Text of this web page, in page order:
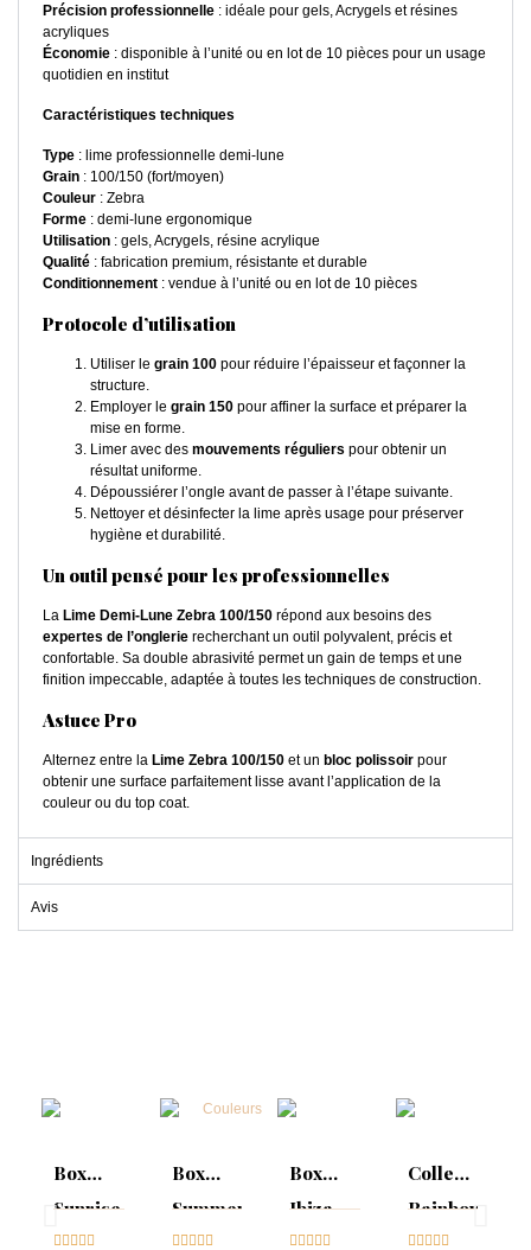
Précision professionnelle : idéale pour gels, Acrygels et résines
acryliques
Économie : disponible à l’unité ou en lot de 10 pièces pour un usage
quotidien en institut
Caractéristiques techniques
Type : lime professionnelle demi-lune
Grain : 100/150 (fort/moyen)
Couleur : Zebra
Forme : demi-lune ergonomique
Utilisation : gels, Acrygels, résine acrylique
Qualité : fabrication premium, résistante et durable
Conditionnement : vendue à l’unité ou en lot de 10 pièces
Protocole d’utilisation
Utiliser le grain 100 pour réduire l’épaisseur et façonner la
structure.
Employer le grain 150 pour affiner la surface et préparer la
mise en forme.
Limer avec des mouvements réguliers pour obtenir un
résultat uniforme.
Dépoussiérer l’ongle avant de passer à l’étape suivante.
Nettoyer et désinfecter la lime après usage pour préserver
hygiène et durabilité.
Un outil pensé pour les professionnelles
La Lime Demi-Lune Zebra 100/150 répond aux besoins des
expertes de l’onglerie recherchant un outil polyvalent, précis et
confortable. Sa double abrasivité permet un gain de temps et une
finition impeccable, adaptée à toutes les techniques de construction.
Astuce Pro
Alternez entre la Lime Zebra 100/150 et un bloc polissoir pour
obtenir une surface parfaitement lisse avant l’application de la
couleur ou du top coat.
Ingrédients
Avis
Box
Sunrise
Collection

Box
Summer
Mood :

Box
Ibiza
Collection

Collection
Rainbow
Tips &
